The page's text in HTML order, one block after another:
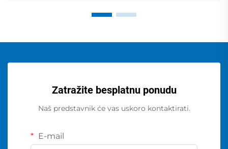
Zatražite besplatnu ponudu
Naš predstavnik će vas uskoro kontaktirati.
E-mail